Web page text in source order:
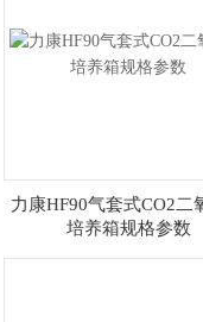
力康HF90气套式CO2二
培养箱规格参数